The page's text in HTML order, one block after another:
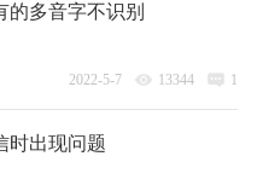
的多音字不识别
2022-5-7 13344 1
时出现问题